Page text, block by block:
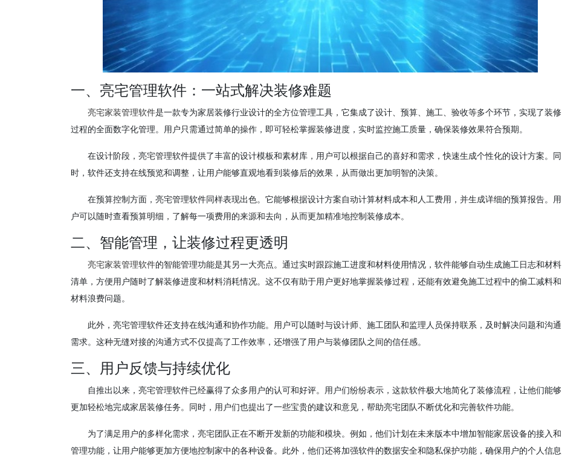
一、亮宅管理软件：一站式解决装修难题
亮宅家装管理软件是一款专为家居装修行业设计的全方位管理工具，它集成了设计、预算、施工、验收等多个环节，实现了装修
过程的全面数字化管理。用户只需通过简单的操作，即可轻松掌握装修进度，实时监控施工质量，确保装修效果符合预期。
在设计阶段，亮宅管理软件提供了丰富的设计模板和素材库，用户可以根据自己的喜好和需求，快速生成个性化的设计方案。同
时，软件还支持在线预览和调整，让用户能够直观地看到装修后的效果，从而做出更加明智的决策。
在预算控制方面，亮宅管理软件同样表现出色。它能够根据设计方案自动计算材料成本和人工费用，并生成详细的预算报告。用
户可以随时查看预算明细，了解每一项费用的来源和去向，从而更加精准地控制装修成本。
二、智能管理，让装修过程更透明
亮宅家装管理软件的智能管理功能是其另一大亮点。通过实时跟踪施工进度和材料使用情况，软件能够自动生成施工日志和材料
清单，方便用户随时了解装修进度和材料消耗情况。这不仅有助于用户更好地掌握装修过程，还能有效避免施工过程中的偷工减料和
材料浪费问题。
此外，亮宅管理软件还支持在线沟通和协作功能。用户可以随时与设计师、施工团队和监理人员保持联系，及时解决问题和沟通
需求。这种无缝对接的沟通方式不仅提高了工作效率，还增强了用户与装修团队之间的信任感。
三、用户反馈与持续优化
自推出以来，亮宅管理软件已经赢得了众多用户的认可和好评。用户们纷纷表示，这款软件极大地简化了装修流程，让他们能够
更加轻松地完成家居装修任务。同时，用户们也提出了一些宝贵的建议和意见，帮助亮宅团队不断优化和完善软件功能。
为了满足用户的多样化需求，亮宅团队正在不断开发新的功能和模块。例如，他们计划在未来版本中增加智能家居设备的接入和
管理功能，让用户能够更加方便地控制家中的各种设备。此外，他们还将加强软件的数据安全和隐私保护功能，确保用户的个人信息